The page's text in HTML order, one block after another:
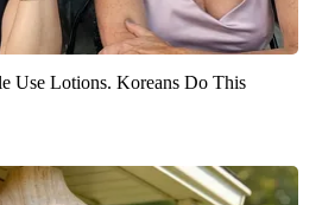
Use Lotions. Koreans Do This